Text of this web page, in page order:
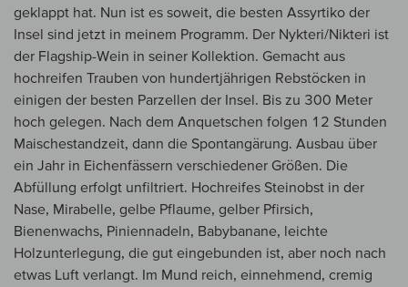
geklappt hat. Nun ist es soweit, die besten Assyrtiko der
Insel sind jetzt in meinem Programm. Der Nykteri/Nikteri ist
der Flagship-Wein in seiner Kollektion. Gemacht aus
hochreifen Trauben von hundertjährigen Rebstöcken in
einigen der besten Parzellen der Insel. Bis zu 300 Meter
hoch gelegen. Nach dem Anquetschen folgen 12 Stunden
Maischestandzeit, dann die Spontangärung. Ausbau über
ein Jahr in Eichenfässern verschiedener Größen. Die
Abfüllung erfolgt unfiltriert. Hochreifes Steinobst in der
Nase, Mirabelle, gelbe Pflaume, gelber Pfirsich,
Bienenwachs, Piniennadeln, Babybanane, leichte
Holzunterlegung, die gut eingebunden ist, aber noch nach
etwas Luft verlangt. Im Mund reich, einnehmend, cremig